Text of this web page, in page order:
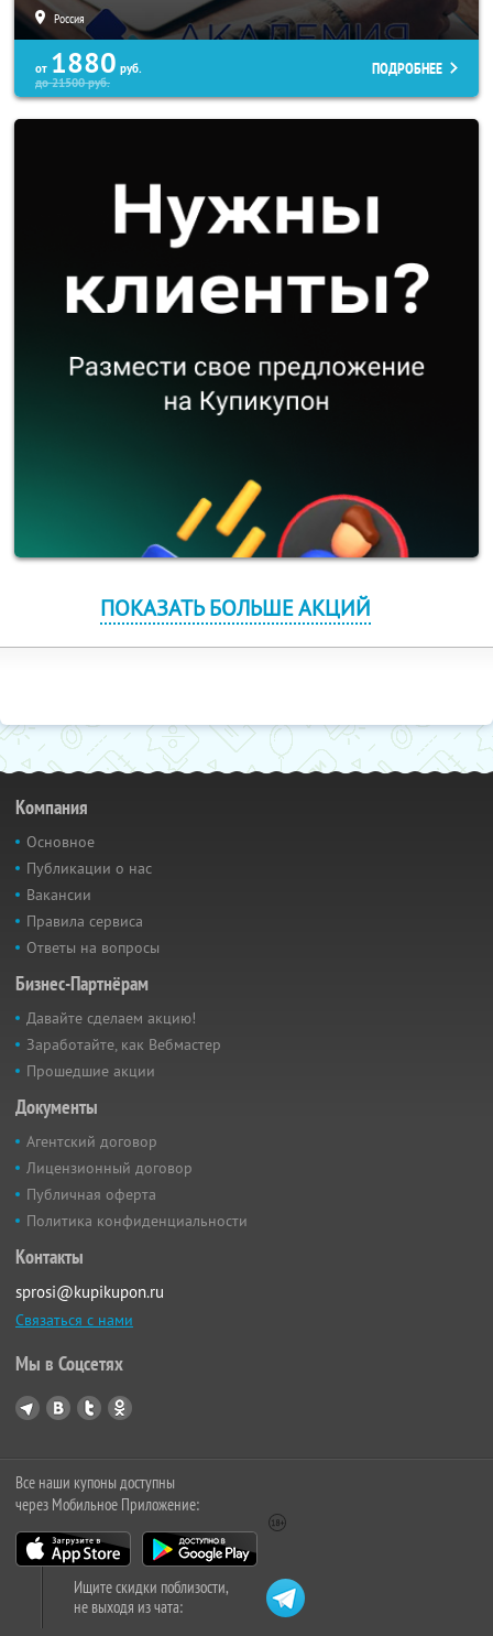
Россия
от 1880 руб.
до21500руб.
ПОДРОБНЕЕ
ПОКАЗАТЬ БОЛЬШЕ АКЦИЙ
Компания
Основное
Публикации о нас
Вакансии
Правила сервиса
Ответы на вопросы
Бизнес-Партнёрам
Давайте сделаем акцию!
Заработайте, как Вебмастер
Прошедшие акции
Документы
Агентский договор
Лицензионный договор
Публичная оферта
Политика конфиденциальности
Контакты
sprosi@kupikupon.ru
Связаться с нами
Мы в Соцсетях
Все наши купоны доступны
через Мобильное Приложение:
Ищите скидки поблизости,
не выходя из чата: